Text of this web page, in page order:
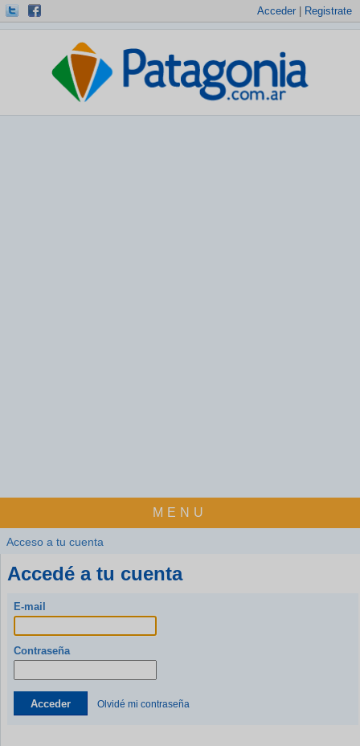
Acceder Registrate
MENU
Acceso a tu cuenta
Accedé a tu cuenta
E-mail
Contraseña
Acceder Olvidé mi contraseña